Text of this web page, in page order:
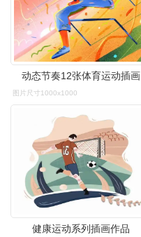
动态节奏12张体育运动插画
图片尺寸1000x1000
健康运动系列插画作品